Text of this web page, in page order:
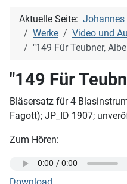
Aktuelle Seite: Johannes
Werke
Video und
"149 Für Teubner,
"149 Für
Bläsersatz für 4
Fagott); JP_ID 1907;
Zum Hören:
Download